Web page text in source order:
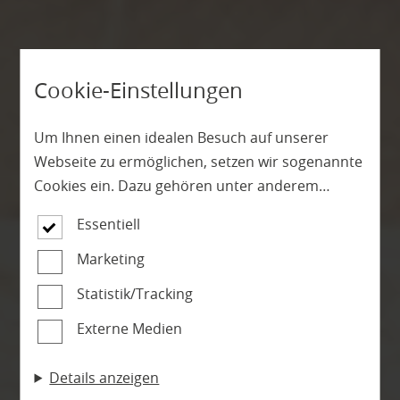
Cookie-Einstellungen
Um Ihnen einen idealen Besuch auf unserer
Webseite zu ermöglichen, setzen wir sogenannte
Cookies ein. Dazu gehören unter anderem
reibungslosen Betrieb unserer kommerziellen
Unternehmensseite notwendig sind. Zusätzlich
verwenden wir Cookies zur anonymen Erhebung
von Statistiken sowie solche, die zur Ausspielung
und Anzeige personalisierter Inhalte auch nach
werden können. Durch unsere Cookie-
Essentiell
Marketing
Statistik/Tracking
Externe Medien
Details anzeigen